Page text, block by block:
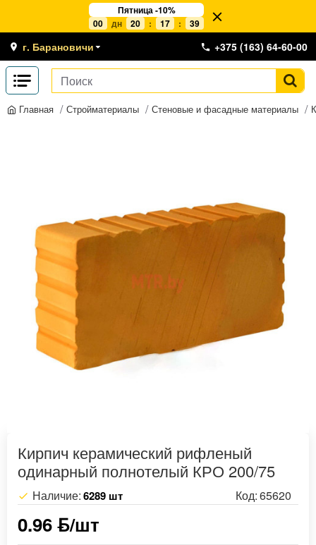
Пятница -10%
00
дн 20 : 17 : 38
г. Барановичи +375 (163) 64-60-00
Главная Стройматериалы Стеновые и фасадные материалы
Кирпич керамический рифленый
одинарный полнотелый КРО 200/75
0.96 ƃ/шт
Наличие:6289 шт Код:65620